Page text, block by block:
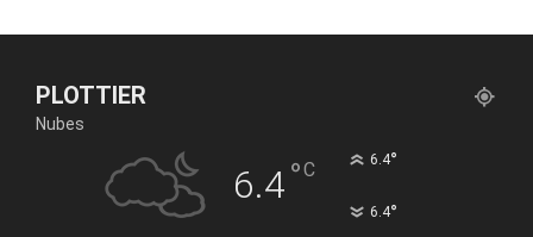
PLOTTIER
Nubes
6.4°C 6.4°
6.4°